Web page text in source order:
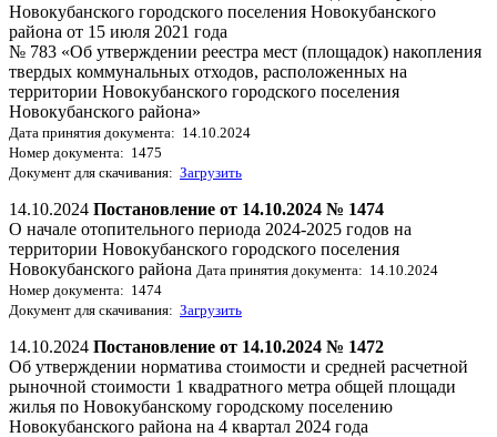
Новокубанского городского поселения Новокубанского
района от 15 июля 2021 года
№ 783 «Об утверждении реестра мест (площадок) накопления
твердых коммунальных отходов, расположенных на
территории Новокубанского городского поселения
Новокубанского района»
Дата принятия документа: 14.10.2024
Номер документа: 1475
Документ для скачивания: Загрузить
14.10.2024 Постановление от 14.10.2024 № 1474
О начале отопительного периода 2024-2025 годов на
территории Новокубанского городского поселения
Новокубанского района Дата принятия документа: 14.10.2024
Номер документа: 1474
Документ для скачивания: Загрузить
14.10.2024 Постановление от 14.10.2024 № 1472
Об утверждении норматива стоимости и средней расчетной
рыночной стоимости 1 квадратного метра общей площади
жилья по Новокубанскому городскому поселению
Новокубанского района на 4 квартал 2024 года